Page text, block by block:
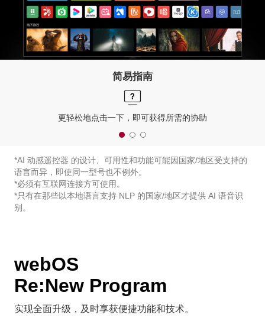
简易指南
更轻松地点击一下，即可获得所需的协助
*AI 动感遥控器 的设计、可用性和功能可能因国家/地区受支持的
语言而异，即使同一型号也不例外。
*必须有互联网连接方可使用。
*只有在那些以本地语言支持 NLP 的国家/地区才提供 AI 语音识
别。
webOS
Re:New Program
实现全面升级，及时享获便捷功能和技术。